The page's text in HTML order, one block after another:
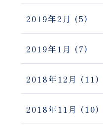
2019年2月 (5)
2019年1月 (7)
2018年12月 (11)
2018年11月 (10)